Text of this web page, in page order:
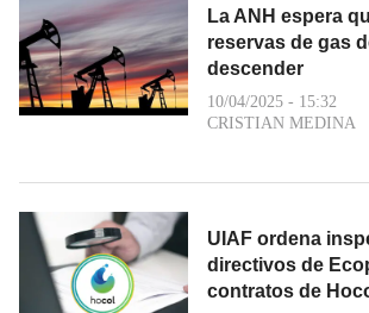
La ANH espera
reservas de gas
descender
10/04/2025 - 15:32
CRISTIAN MEDINA
UIAF ordena
directivos de
contratos de